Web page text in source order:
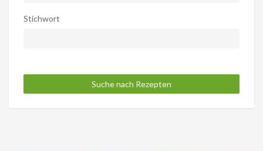
Stichwort
Suche nach Rezepten